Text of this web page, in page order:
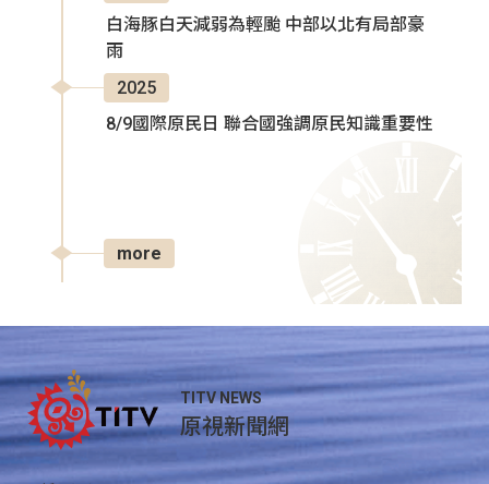
白海豚白天減弱為輕颱 中部以北有局部豪
雨
2025
8/9國際原民日 聯合國強調原民知識重要性
more
TITV NEWS
原視新聞網